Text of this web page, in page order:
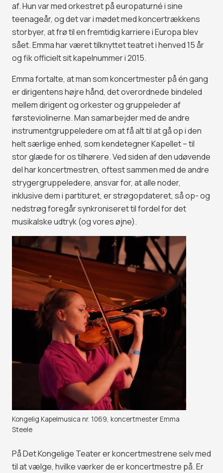
af. Hun var med orkestret på europaturné i sine
teenageår, og det var i mødet med koncertrækkens
storbyer, at frø til en fremtidig karriere i Europa blev
sået. Emma har været tilknyttet teatret i henved 15 år
og fik officielt sit kapelnummer i 2015.
Emma fortalte, at man som koncertmester på én gang
er dirigentens højre hånd, det overordnede bindeled
mellem dirigent og orkester og gruppeleder af
førsteviolinerne. Man samarbejder med de andre
instrumentgruppeledere om at få alt til at gå op i den
helt særlige enhed, som kendetegner Kapellet – til
stor glæde for os tilhørere. Ved siden af den udøvende
del har koncertmestren, oftest sammen med de andre
strygergruppeledere, ansvar for, at alle noder,
inklusive dem i partituret, er strøgopdateret, så op- og
nedstrøg foregår synkroniseret til fordel for det
musikalske udtryk (og vores øjne).
Kongelig Kapelmusica nr. 1069, koncertmester Emma
Steele
På Det Kongelige Teater er koncertmestrene selv med
til at vælge, hvilke værker de er koncertmestre på. Er